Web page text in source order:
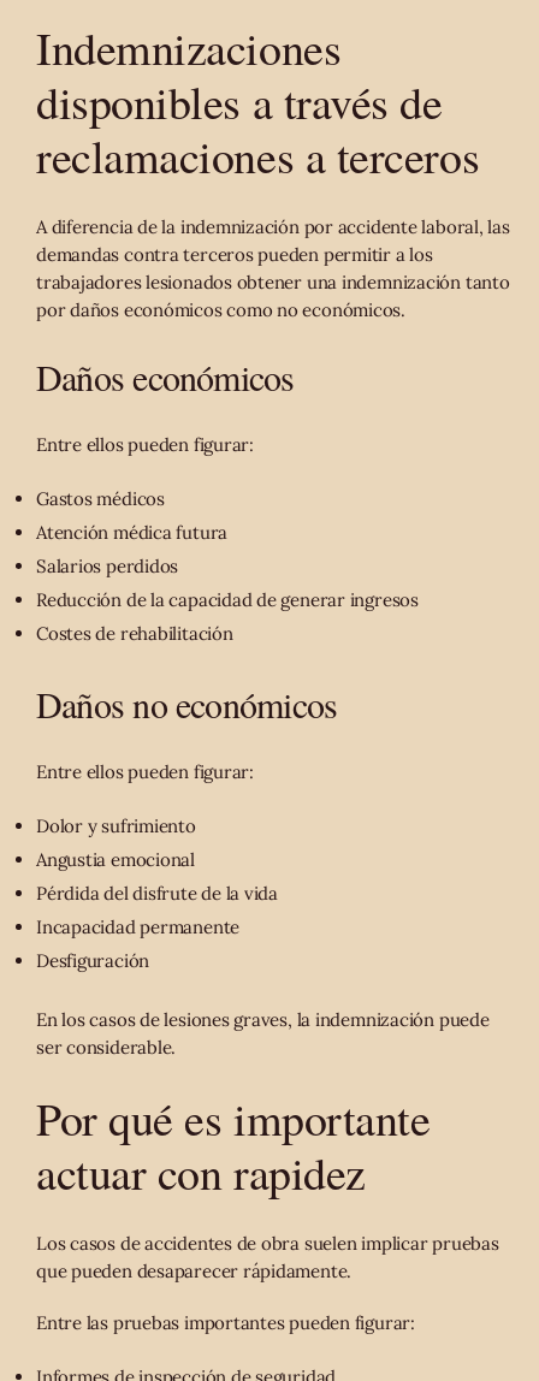
Indemnizaciones
disponibles a través de
reclamaciones a terceros
A diferencia de la indemnización por accidente laboral, las
demandas contra terceros pueden permitir a los
trabajadores lesionados obtener una indemnización tanto
por daños económicos como no económicos.
Daños económicos
Entre ellos pueden figurar:
Gastos médicos
Atención médica futura
Salarios perdidos
Reducción de la capacidad de generar ingresos
Costes de rehabilitación
Daños no económicos
Entre ellos pueden figurar:
Dolor y sufrimiento
Angustia emocional
Pérdida del disfrute de la vida
Incapacidad permanente
Desfiguración
En los casos de lesiones graves, la indemnización puede
ser considerable.
Por qué es importante
actuar con rapidez
Los casos de accidentes de obra suelen implicar pruebas
que pueden desaparecer rápidamente.
Entre las pruebas importantes pueden figurar:
Informes de inspección de seguridad